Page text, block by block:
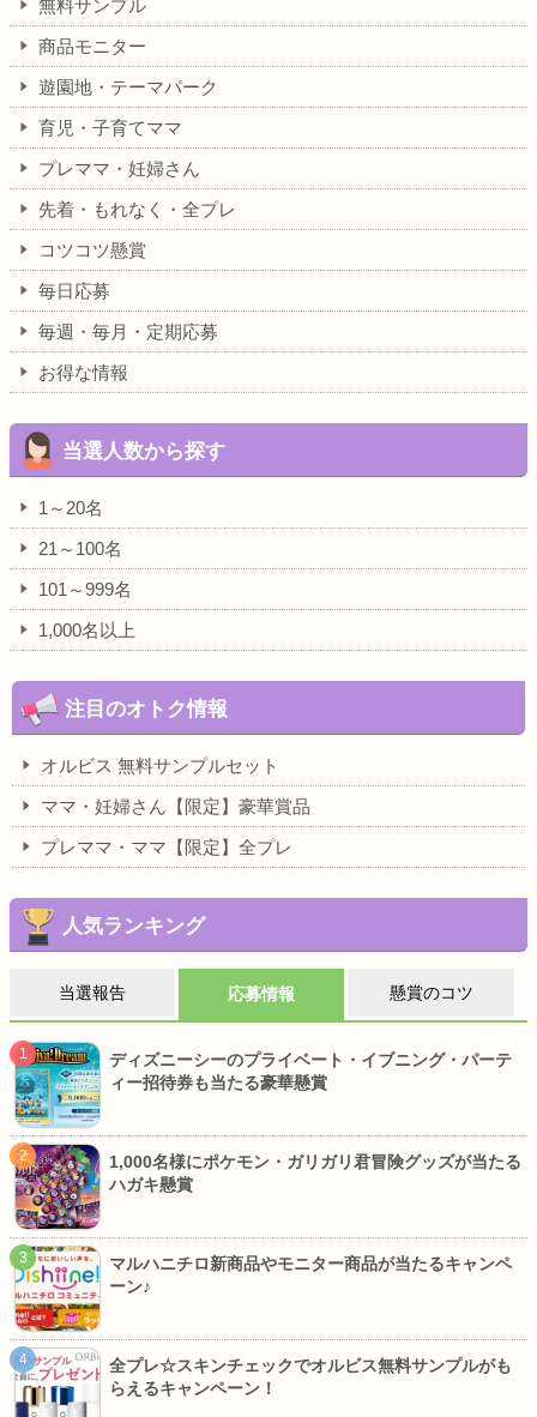
無料サンプル
商品モニター
遊園地・テーマパーク
育児・子育てママ
プレママ・妊婦さん
先着・もれなく・全プレ
コツコツ懸賞
毎日応募
毎週・毎月・定期応募
お得な情報
当選人数から探す
1～20名
21～100名
101～999名
1,000名以上
注目のオトク情報
オルビス 無料サンプルセット
ママ・妊婦さん【限定】豪華賞品
プレママ・ママ【限定】全プレ
人気ランキング
当選報告 応募情報 懸賞のコツ
ディズニーシーのプライベート・イブニング・パーテ
ィー招待券も当たる豪華懸賞
1,000名様にポケモン・ガリガリ君冒険グッズが当たる
ハガキ懸賞
マルハニチロ新商品やモニター商品が当たるキャンペ
ーン♪
全プレ☆スキンチェックでオルビス無料サンプルがも
らえるキャンペーン！